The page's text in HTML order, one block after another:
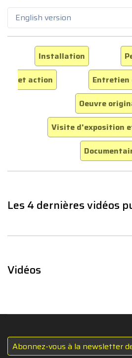
English version
Installation
et action
Entretien
Oeuvre
Visite d'exposition
Les 4 dernières vidéos
Vidéos
Abonnez-vous à la newsletter